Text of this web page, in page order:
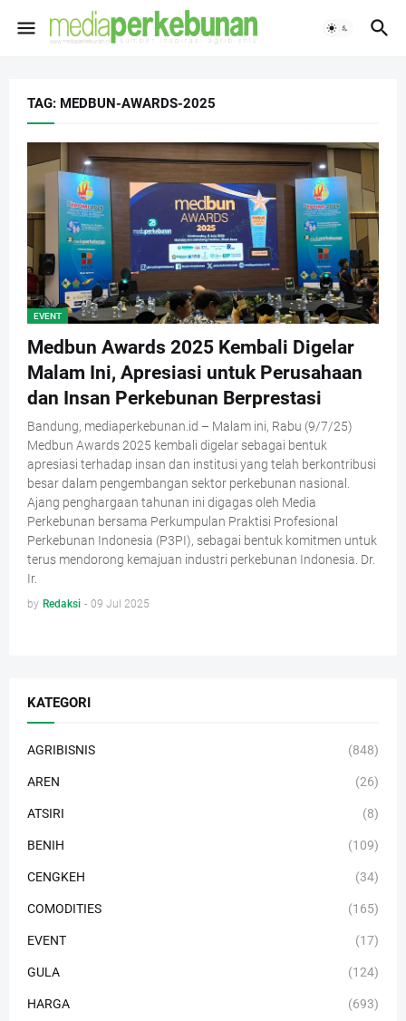
TAG: MEDBUN-AWARDS-2025
EVENT
Medbun Awards 2025 Kembali Digelar
Malam Ini, Apresiasi untuk Perusahaan
dan Insan Perkebunan Berprestasi
Bandung, mediaperkebunan.id – Malam ini, Rabu (9/7/25)
Medbun Awards 2025 kembali digelar sebagai bentuk
apresiasi terhadap insan dan institusi yang telah berkontribusi
besar dalam pengembangan sektor perkebunan nasional.
Ajang penghargaan tahunan ini digagas oleh Media
Perkebunan bersama Perkumpulan Praktisi Profesional
Perkebunan Indonesia (P3PI), sebagai bentuk komitmen untuk
terus mendorong kemajuan industri perkebunan Indonesia. Dr.
Ir.
by Redaksi - 09 Jul 2025
KATEGORI
AGRIBISNIS (848)
AREN (26)
ATSIRI (8)
BENIH (109)
CENGKEH (34)
COMODITIES (165)
EVENT (17)
GULA (124)
HARGA (693)